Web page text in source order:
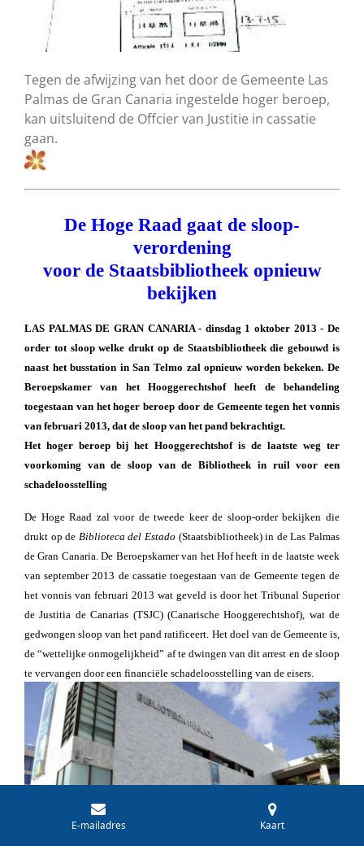
Tegen de afwijzing van het door de Gemeente Las
Palmas de Gran Canaria ingestelde hoger beroep,
kan uitsluitend de Offcier van Justitie in cassatie
gaan.
De Hoge Raad gaat de sloop-
verordening
voor de Staatsbibliotheek opnieuw
bekijken
LAS PALMAS DE GRAN CANARIA - dinsdag 1 oktober 2013 - De
order tot sloop welke drukt op de Staatsbibliotheek die gebouwd is
naast het busstation in San Telmo zal opnieuw worden bekeken. De
Beroepskamer van het Hooggerechtshof heeft de behandeling
toegestaan van het hoger beroep door de Gemeente tegen het vonnis
van februari 2013, dat de sloop van het pand bekrachtigt.
Het hoger beroep bij het Hooggerechtshof is de laatste weg ter
voorkoming van de sloop van de Bibliotheek in ruil voor een
schadeloosstelling
De Hoge Raad zal voor de tweede keer de sloop-order bekijken die
drukt op de Biblioteca del Estado (Staatsbibliotheek) in de Las Palmas
de Gran Canaria. De Beroepskamer van het Hof heeft in de laatste week
van september 2013 de cassatie toegestaan van de Gemeente tegen de
het vonnis van februari 2013 wat geveld is door het Tribunal Superior
de Justitia de Canarias (TSJC) (Canarische Hooggerechtshof), wat de
gedwongen sloop van het pand ratificeert. Het doel van de Gemeente is,
de “wettelijke onmogelijkheid” af te dwingen van dit arrest en de sloop
te vervangen door een financiële schadeloosstelling van de eisers.
E-mailadres Kaart